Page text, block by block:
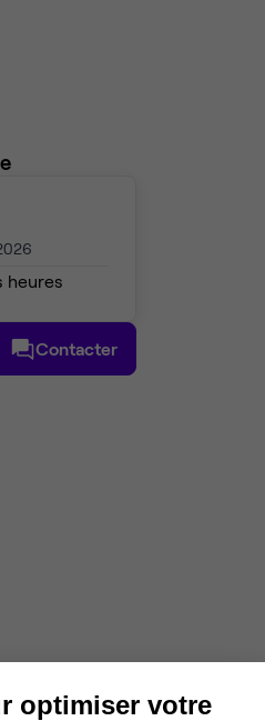
pour organiser une visite,
heures
Contacter
optimiser votre